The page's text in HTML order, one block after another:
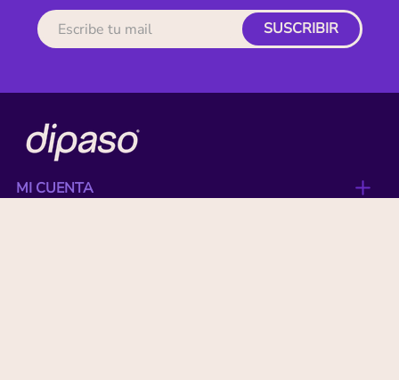
SUSCRIBIR
MI CUENTA